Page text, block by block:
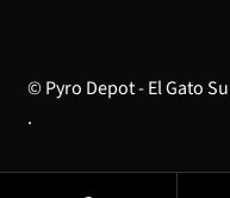
© Pyro Depot - El Gato
.